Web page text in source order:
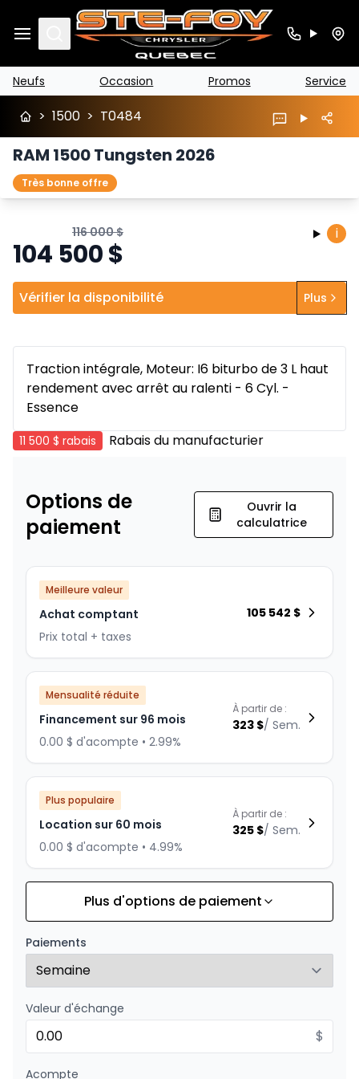
Search
Neufs Occasion Promos Service
> 1500 > T0484
RAM 1500 Tungsten 2026
Très bonne offre
116 000$
104 500$
i
Vérifier la disponibilité Plus
Traction intégrale, Moteur: I6 biturbo de 3 L haut
rendement avec arrêt au ralenti - 6 Cyl. -
Essence
11 500 $ rabais Rabais du manufacturier
Options de
paiement
Ouvrir la
calculatrice
Meilleure valeur
Achat comptant
Prix total + taxes
105 542 $
Mensualité réduite
Financement sur 96 mois
0.00 $ d'acompte • 2.99%
À partir de :
323 $/ Sem.
Plus populaire
Location sur 60 mois
0.00 $ d'acompte • 4.99%
À partir de :
325 $/ Sem.
Financement sur 84 mois
0.00 $ d'acompte • 1.99%
À partir de :
Financement sur 72 mois
Financement sur 72 mois
0.00 $ d'acompte • 0%
À partir de :
Plus d'options de paiement
Paiements
Valeur d'échange
$
Acompte